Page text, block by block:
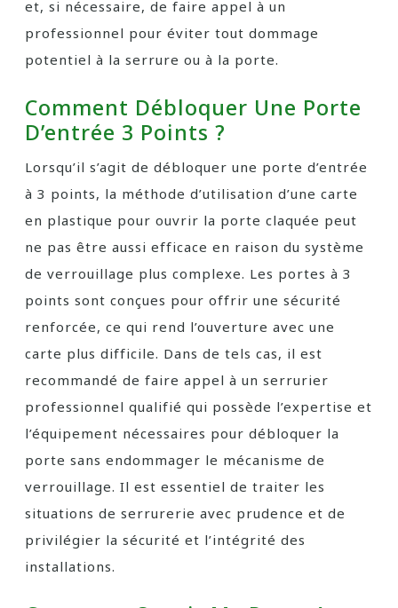
et, si nécessaire, de faire appel à un
professionnel pour éviter tout dommage
potentiel à la serrure ou à la porte.
Comment Débloquer Une Porte
D’entrée 3 Points ?
Lorsqu’il s’agit de débloquer une porte d’entrée
à 3 points, la méthode d’utilisation d’une carte
en plastique pour ouvrir la porte claquée peut
ne pas être aussi efficace en raison du système
de verrouillage plus complexe. Les portes à 3
points sont conçues pour offrir une sécurité
renforcée, ce qui rend l’ouverture avec une
carte plus difficile. Dans de tels cas, il est
recommandé de faire appel à un serrurier
professionnel qualifié qui possède l’expertise et
l’équipement nécessaires pour débloquer la
porte sans endommager le mécanisme de
verrouillage. Il est essentiel de traiter les
situations de serrurerie avec prudence et de
privilégier la sécurité et l’intégrité des
installations.